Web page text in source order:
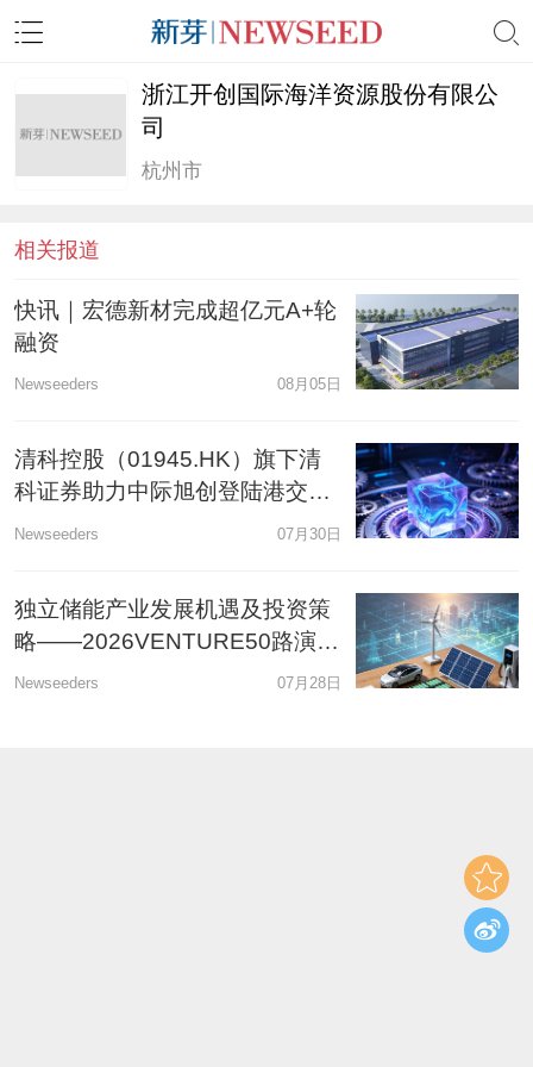
浙江开创国际海洋资源股份有限公
司
杭州市
相关报道
快讯｜宏德新材完成超亿元A+轮
融资
Newseeders 08月05日
清科控股（01945.HK）旗下清
科证券助力中际旭创登陆港交
所，担任联席账簿管理人及联席
Newseeders 07月30日
独立储能产业发展机遇及投资策
略——2026VENTURE50路演日
新能源专场
Newseeders 07月28日